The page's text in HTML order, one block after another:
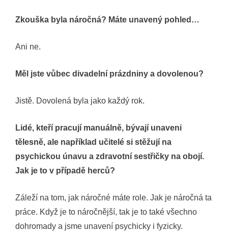
Zkouška byla náročná? Máte unavený pohled…
Ani ne.
Měl jste vůbec divadelní prázdniny a dovolenou?
Jistě. Dovolená byla jako každý rok.
Lidé, kteří pracují manuálně, bývají unaveni
tělesně, ale například učitelé si stěžují na
psychickou únavu a zdravotní sestřičky na obojí.
Jak je to v případě herců?
Záleží na tom, jak náročné máte role. Jak je náročná ta
práce. Když je to náročnější, tak je to také všechno
dohromady a jsme unavení psychicky i fyzicky.